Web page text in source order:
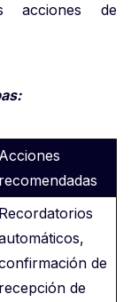
acciones de
Acciones
recomendadas
Recordatorios
de
recepción de